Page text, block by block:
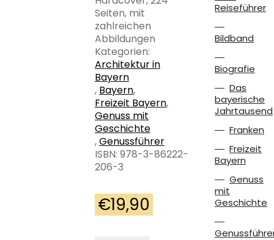
Seiten, mit
zahlreichen
Abbildungen
Kategorien:
Architektur in
Bayern
, Bayern,
Freizeit Bayern,
Genuss mit
Geschichte
,Genussführer
ISBN: 978-3-86222-
206-3
€19,90
Reiseführer
Bildband
Biografie
Das
bayerische
Jahrtausend
Franken
Freizeit
Bayern
Genuss
mit
Geschichte